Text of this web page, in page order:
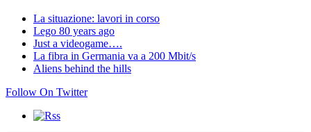
La situazione: lavori in corso
Lego 80 years ago
Just a videogame….
La fibra in Germania va a 200 Mbit/s
Aliens behind the hills
Follow On Twitter